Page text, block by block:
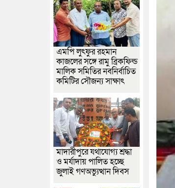
এমপি লুৎফুর রহমান
কাজলের সঙ্গে রামু ব্রিকফিল্ড
মালিক সমিতির নবনির্বাচিত
কমিটির সৌজন্য সাক্ষাৎ
মাদারীপুরে যথাযোগ্য শ্রদ্ধা
ও মর্যাদায় পালিত হচ্ছে
জুলাই গণঅভ্যুত্থান দিবস